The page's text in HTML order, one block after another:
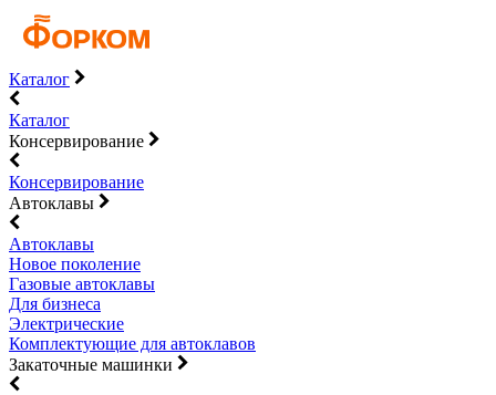
Каталог
Каталог
Консервирование
Консервирование
Автоклавы
Автоклавы
Новое поколение
Газовые автоклавы
Для бизнеса
Электрические
Комплектующие для автоклавов
Закаточные машинки